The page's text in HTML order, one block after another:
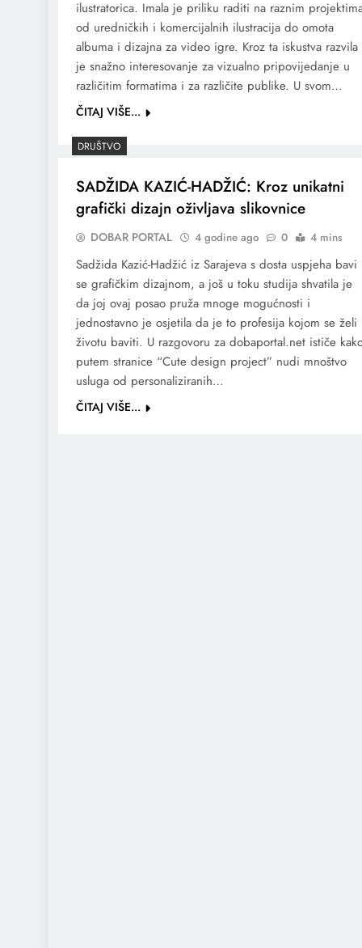
ilustratorica. Imala je priliku raditi na raznim
od uredničkih i komercijalnih ilustracija do omota
albuma i dizajna za video igre. Kroz ta iskustva razvila
je snažno interesovanje za vizualno pripovijedanje u
različitim formatima i za različite publike. U svom…
ČITAJ VIŠE...
DRUŠTVO
SADŽIDA KAZIĆ-HADŽIĆ: Kroz unikatni
grafički dizajn oživljava slikovnice
DOBAR PORTAL 4 godine ago 0 4 mins
Sadžida Kazić-Hadžić iz Sarajeva s dosta uspjeha bavi
se grafičkim dizajnom, a još u toku studija shvatila je
da joj ovaj posao pruža mnoge mogućnosti i
jednostavno je osjetila da je to profesija kojom se želi
životu baviti. U razgovoru za dobaportal.net ističe
putem stranice “Cute design project” nudi mnoštvo
usluga od personaliziranih…
ČITAJ VIŠE...